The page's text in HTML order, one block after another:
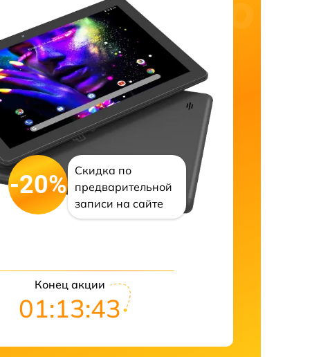
-20%
Скидка по
предварительной
записи на сайте
Конец акции
01:13:42